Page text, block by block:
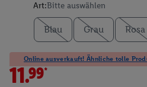
Art:Bitte auswählen
Blau Grau Rosa
Online ausverkauft! Ähnliche tolle
11.99*